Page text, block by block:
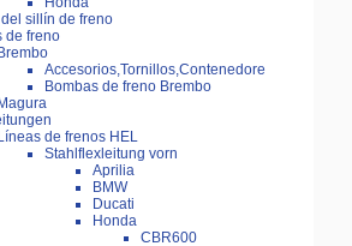
sillín de freno
de freno
Brembo
Accesorios,Tornillos,Contenedore
Bombas de freno Brembo
Magura
Líneas de frenos HEL
Stahlflexleitung vorn
Aprilia
BMW
Ducati
Honda
CBR600